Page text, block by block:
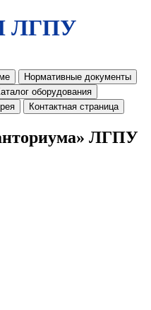
ЛГПУ
Нормативные документы
оборудования
Контактная страница
ЛГПУ